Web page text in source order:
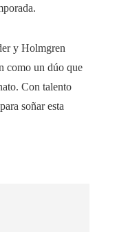
y Holmgren
como un dúo que
Con talento
soñar esta